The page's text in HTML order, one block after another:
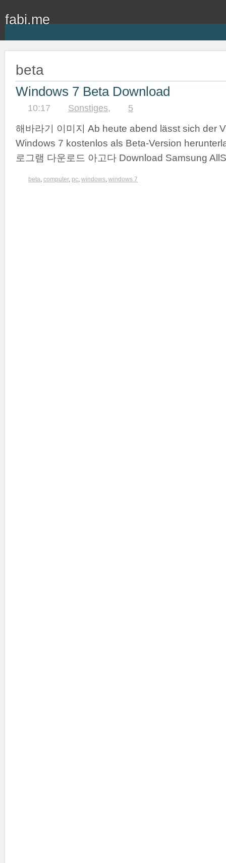
fabi.me
beta
Windows 7 Beta Download
10:17 Sonstiges, 5
해바라기 이미지 Ab heute abend lässt sich der
Windows 7 kostenlos als Beta-Version
로그램 다운로드 아고다 Download Samsung
beta, computer, pc, windows, windows 7